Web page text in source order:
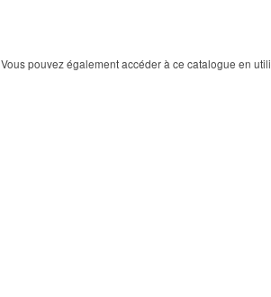
Vous pouvez également accéder à ce catalogue en